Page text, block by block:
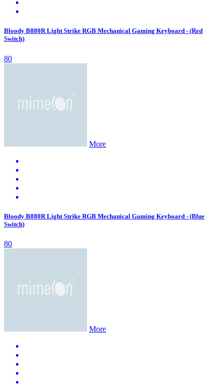
Bloody B880R Light Strike RGB Mechanical Gaming Keyboard - (Red
Switch)
80
More
Bloody B880R Light Strike RGB Mechanical Gaming Keyboard - (Blue
Switch)
80
More